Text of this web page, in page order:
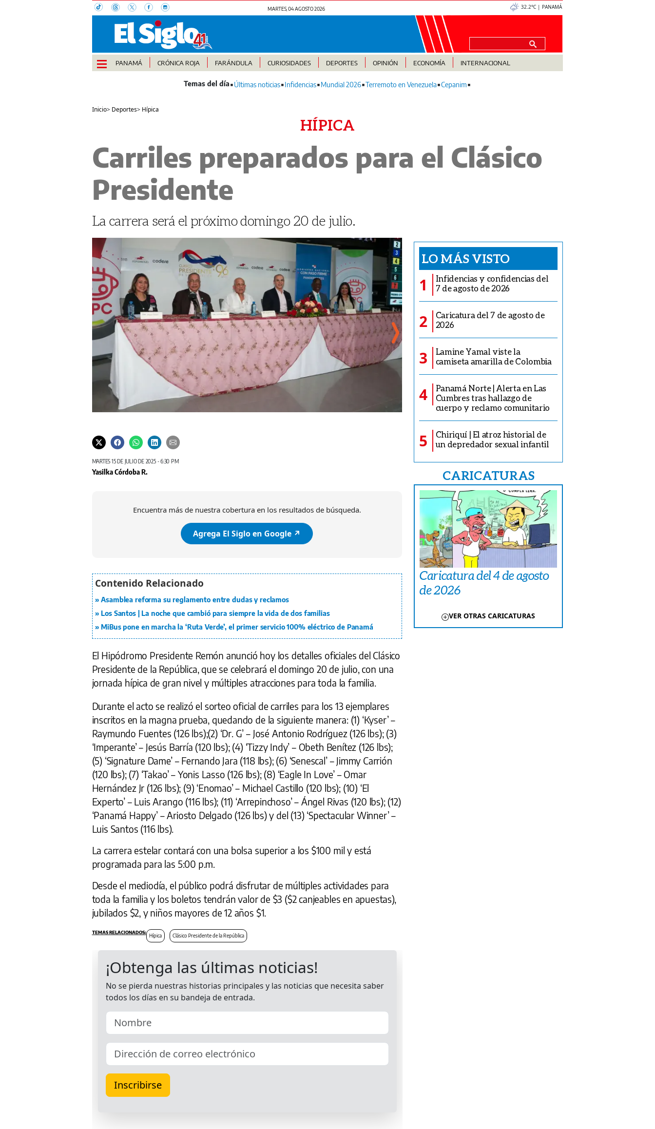
MARTES, 04 AGOSTO 2026 32.2°C | PANAMÁ
PANAMÁ CRÓNICA ROJA FARÁNDULA CURIOSIDADES DEPORTES OPINIÓN ECONOMÍA INTERNACIONAL
Últimas noticias Infidencias Mundial 2026 Terremoto en Venezuela Cepanim
Inicio> Deportes> Hípica
HÍPICA
Carriles preparados para el Clásico
Presidente
La carrera será el próximo domingo 20 de julio.
MARTES 15 DE JULIO DE 2025 - 6:30 PM
Yasilka Córdoba R.
Encuentra más de nuestra cobertura en los resultados de búsqueda.
Agrega El Siglo en Google ↗️
Asamblea reforma su reglamento entre dudas y reclamos
Los Santos | La noche que cambió para siempre la vida de dos familias
MiBus pone en marcha la ‘Ruta Verde’, el primer servicio 100% eléctrico de Panamá
El Hipódromo Presidente Remón anunció hoy los detalles oficiales del Clásico
Presidente de la República, que se celebrará el domingo 20 de julio, con una
jornada hípica de gran nivel y múltiples atracciones para toda la familia.
Durante el acto se realizó el sorteo oficial de carriles para los 13 ejemplares
inscritos en la magna prueba, quedando de la siguiente manera: (1) ‘Kyser’ –
Raymundo Fuentes (126 lbs);(2) ‘Dr. G’ – José Antonio Rodríguez (126 lbs); (3)
‘Imperante’ – Jesús Barría (120 lbs); (4) ‘Tizzy Indy’ – Obeth Benítez (126 lbs);
(5) ‘Signature Dame’ – Fernando Jara (118 lbs); (6) ‘Senescal’ – Jimmy Carrión
(120 lbs); (7) ‘Takao’ – Yonis Lasso (126 lbs); (8) ‘Eagle In Love’ – Omar
Hernández Jr (126 lbs); (9) ‘Enomao’ – Michael Castillo (120 lbs); (10) ‘El
Experto’ – Luis Arango (116 lbs); (11) ‘Arrepinchoso’ – Ángel Rivas (120 lbs); (12)
‘Panamá Happy’ – Ariosto Delgado (126 lbs) y del (13) ‘Spectacular Winner’ –
Luis Santos (116 lbs).
La carrera estelar contará con una bolsa superior a los $100 mil y está
programada para las 5:00 p.m.
Desde el mediodía, el público podrá disfrutar de múltiples actividades para
toda la familia y los boletos tendrán valor de $3 ($2 canjeables en apuestas),
jubilados $2, y niños mayores de 12 años $1.
Hípica Clásico Presidente de la República
LO MÁS VISTO
1
Infidencias y confidencias del
7 de agosto de 2026
2
Caricatura del 7 de agosto de
2026
3
Lamine Yamal viste la
camiseta amarilla de Colombia
4
Panamá Norte | Alerta en Las
Cumbres tras hallazgo de
cuerpo y reclamo comunitario
5
Chiriquí | El atroz historial de
un depredador sexual infantil
CARICATURAS
Caricatura del 4 de agosto
de 2026
VER OTRAS CARICATURAS